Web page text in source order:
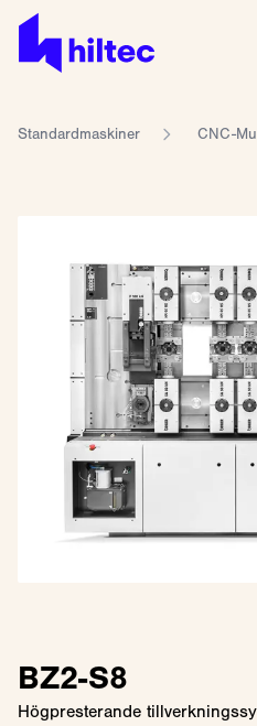
Standardmaskiner CNC-
BZ2-S8
Högpresterande